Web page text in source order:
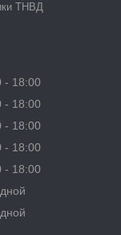
ТНВД
18:00
18:00
18:00
18:00
18:00